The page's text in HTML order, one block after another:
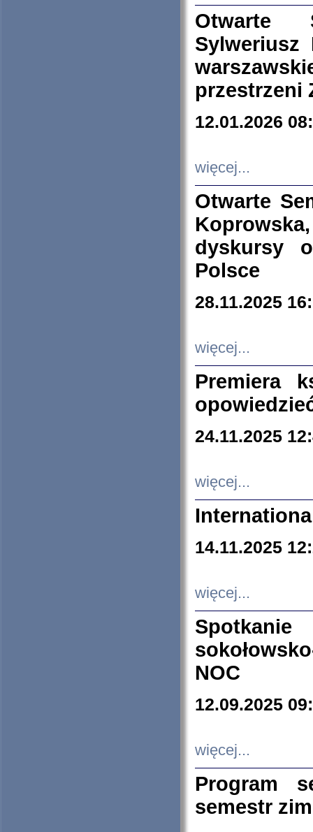
Otwarte
Sylweriusz
przestrzeni
12.01.2026
więcej...
Otwarte
dyskursy
Polsce
28.11.2025
więcej...
Premiera
24.11.2025
więcej...
14.11.2025
więcej...
NOC
12.09.2025
więcej...
Program
semestr